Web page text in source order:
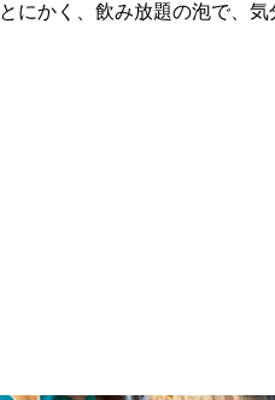
とにかく、飲み放題の泡で、